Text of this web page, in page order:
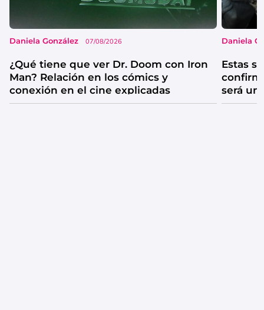
Daniela González 07/08/2026
¿Qué tiene que ver Dr. Doom con Iron
Man? Relación en los cómics y
conexión en el cine explicadas
Daniela
Estas
será